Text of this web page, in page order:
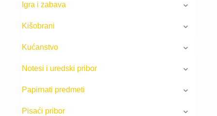
Igra i zabava
Kišobrani
Kućanstvo
Notesi i uredski pribor
Papirnati predmeti
Pisaći pribor